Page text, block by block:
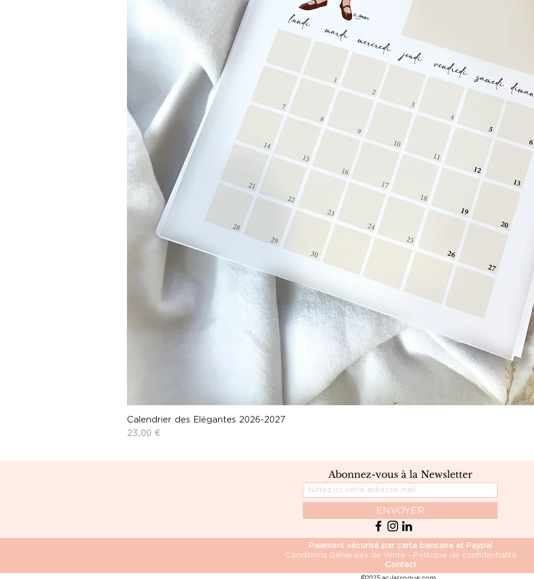
Calendrier des Elégantes 2026-2027
Prix
23,00 €
Abonnez-vous à la Newsletter
ENVOYER
Paiement sécurisé par carte bancaire et Paypal
Conditions Générales de Vente - Politique de confidentialité
Contact